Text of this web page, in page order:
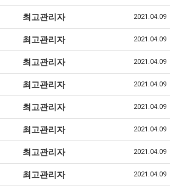
최고관리자 2021.04.09
최고관리자 2021.04.09
최고관리자 2021.04.09
최고관리자 2021.04.09
최고관리자 2021.04.09
최고관리자 2021.04.09
최고관리자 2021.04.09
최고관리자 2021.04.09